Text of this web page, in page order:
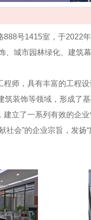
号1415室，于2022
城市园林绿化、建筑
师，具有丰富的工程设
装饰等领域，形成了
建立了一系列有效的
会”的企业宗旨，发扬